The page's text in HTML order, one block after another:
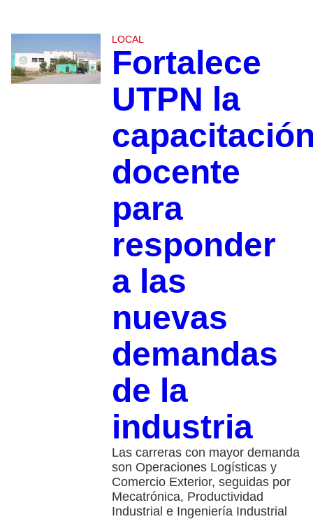
LOCAL
Fortalece
UTPN la
docente
para
responder
a las
nuevas
demandas
de la
industria
Las carreras con mayor demanda
son Operaciones Logísticas y
Comercio Exterior, seguidas por
Mecatrónica, Productividad
Industrial e Ingeniería Industrial